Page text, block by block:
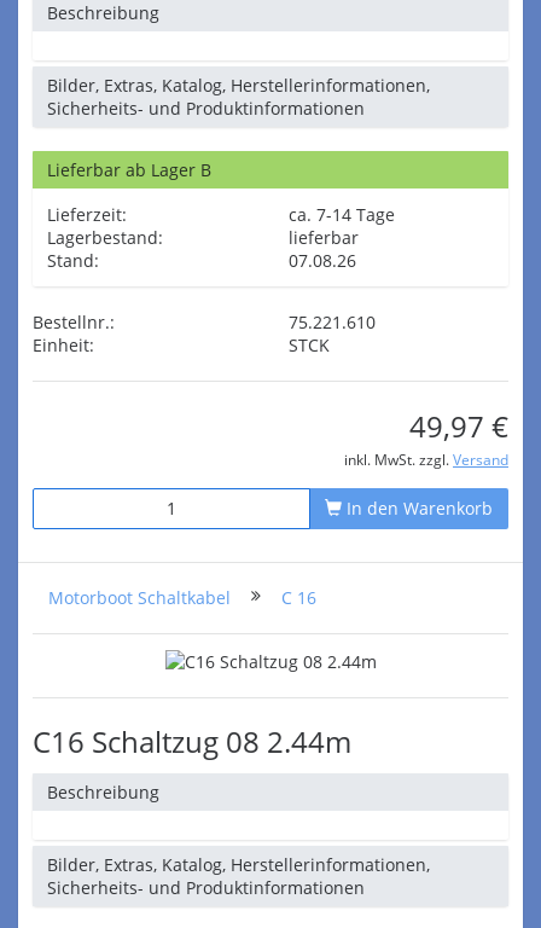
Beschreibung
Bilder, Extras, Katalog, Herstellerinformationen,
Sicherheits- und Produktinformationen
Lieferbar ab Lager B
Lieferzeit:
ca. 7-14 Tage
Lagerbestand:
lieferbar
Stand:
07.08.26
Bestellnr.:
75.221.610
Einheit:
STCK
49,97 €
inkl. MwSt. zzgl. Versand
In den Warenkorb
Motorboot Schaltkabel C 16
C16 Schaltzug 08 2.44m
Beschreibung
Bilder, Extras, Katalog, Herstellerinformationen,
Sicherheits- und Produktinformationen